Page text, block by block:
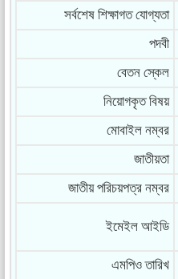
সর্বশেষ শিক্ষাগত যোগ্যতা
পদবী
বেতন স্কেল
নিয়োগকৃত বিষয়
মোবাইল নম্বর
জাতীয়তা
জাতীয় পরিচয়পত্র নম্বর
ইমেইল আইডি
এমপিও তারিখ